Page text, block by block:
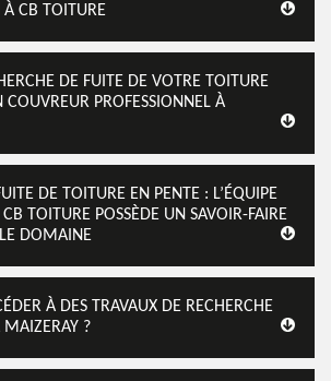
CB TOITURE
DE FUITE DE VOTRE TOITURE
COUVREUR PROFESSIONNEL À
DE TOITURE EN PENTE : L’ÉQUIPE
CB TOITURE POSSÈDE UN SAVOIR-FAIRE
DOMAINE
À DES TRAVAUX DE RECHERCHE
MAIZERAY ?